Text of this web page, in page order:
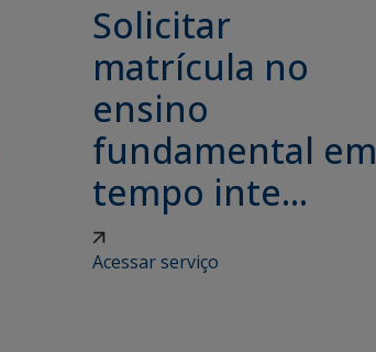
Solicitar
matrícula no
ensino
fundamental em
tempo inte...
Acessar serviço